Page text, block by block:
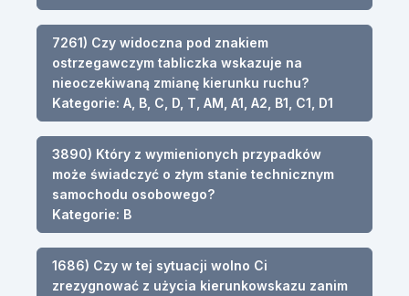
7261) Czy widoczna pod znakiem
ostrzegawczym tabliczka wskazuje na
nieoczekiwaną zmianę kierunku ruchu?
Kategorie: A, B, C, D, T, AM, A1, A2, B1, C1, D1
3890) Który z wymienionych przypadków
może świadczyć o złym stanie technicznym
samochodu osobowego?
Kategorie: B
1686) Czy w tej sytuacji wolno Ci
zrezygnować z użycia kierunkowskazu zanim